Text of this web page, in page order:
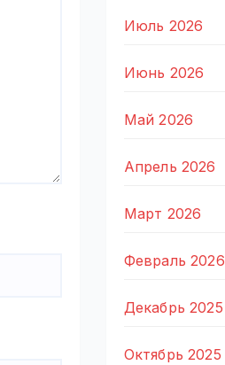
Июль 2026
Июнь 2026
Май 2026
Апрель 2026
Март 2026
Февраль 2026
Декабрь 2025
Октябрь 2025